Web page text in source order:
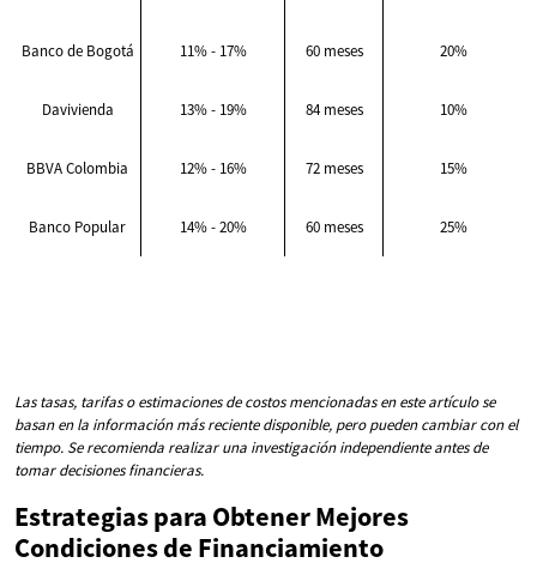
Banco de Bogotá 11% - 17% 60 meses 20%
Davivienda 13% - 19% 84 meses 10%
BBVA Colombia 12% - 16% 72 meses 15%
Banco Popular 14% - 20% 60 meses 25%
Las tasas, tarifas o estimaciones de costos mencionadas en este artículo se
basan en la información más reciente disponible, pero pueden cambiar con el
tiempo. Se recomienda realizar una investigación independiente antes de
tomar decisiones financieras.
Estrategias para Obtener Mejores
Condiciones de Financiamiento